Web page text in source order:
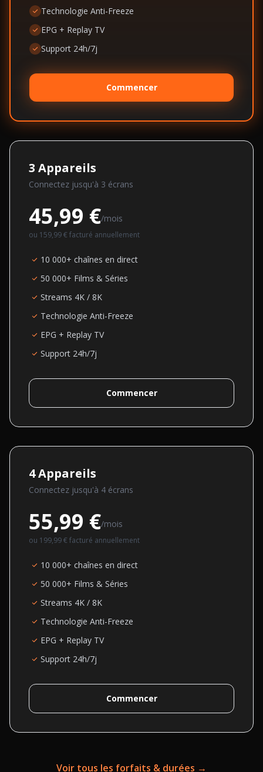
Technologie Anti-Freeze
EPG + Replay TV
Support 24h/7j
Commencer
3 Appareils
Connectez jusqu'à 3 écrans
45,99 €/mois
ou 159,99 € facturé annuellement
10 000+ chaînes en direct
50 000+ Films & Séries
Streams 4K / 8K
Technologie Anti-Freeze
EPG + Replay TV
Support 24h/7j
Commencer
4Appareils
Connectez jusqu'à 4 écrans
55,99 €/mois
ou 199,99 € facturé annuellement
10 000+ chaînes en direct
50 000+ Films & Séries
Streams 4K / 8K
Technologie Anti-Freeze
EPG + Replay TV
Support 24h/7j
Commencer
Voir tous les forfaits & durées →